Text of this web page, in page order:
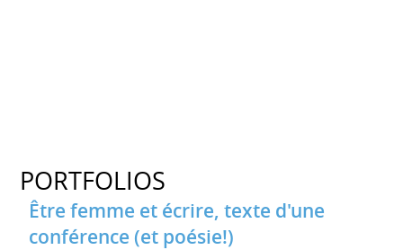
PORTFOLIOS
Être femme et écrire, texte d'une
conférence (et poésie!)